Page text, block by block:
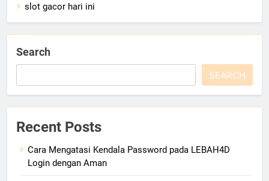
slot gacor hari ini
Search
SEARCH
Recent Posts
Cara Mengatasi Kendala Password pada LEBAH4D
Login dengan Aman